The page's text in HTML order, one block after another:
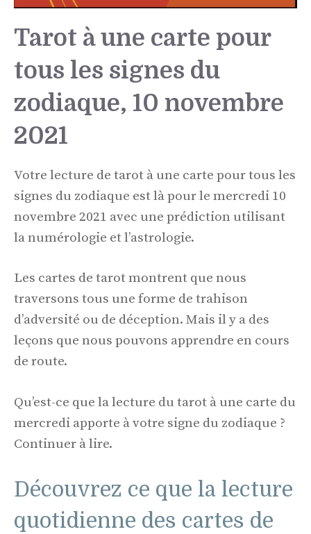
Tarot à une carte pour
tous les signes du
zodiaque, 10 novembre
2021
Votre lecture de tarot à une carte pour tous les
signes du zodiaque est là pour le mercredi 10
novembre 2021 avec une prédiction utilisant
la numérologie et l’astrologie.
Les cartes de tarot montrent que nous
traversons tous une forme de trahison
d’adversité ou de déception. Mais il y a des
leçons que nous pouvons apprendre en cours
de route.
Qu’est-ce que la lecture du tarot à une carte du
mercredi apporte à votre signe du zodiaque ?
Continuer à lire.
Découvrez ce que la lecture
quotidienne des cartes de